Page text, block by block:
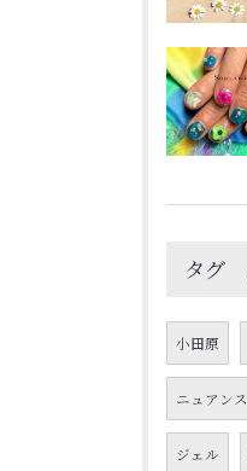
タグ
小田原
ニュアンス
ジェル